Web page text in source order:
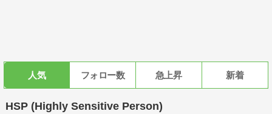
人気 フォロー数 急上昇 新着
HSP (Highly Sensitive Person)